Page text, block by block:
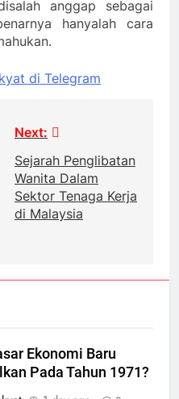
anggap sebagai
hanyalah cara
di Telegram
Next:
Sejarah Penglibatan
Wanita Dalam
Sektor Tenaga Kerja
di Malaysia
Ekonomi Baru
Pada Tahun 1971?